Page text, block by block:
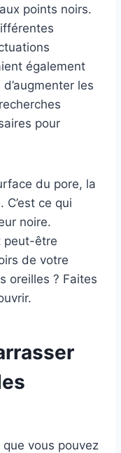
points noirs.
également
les
pour
du pore, la
C’est ce qui
noire.
peut-être
de votre
oreilles ? Faites
vous pouvez